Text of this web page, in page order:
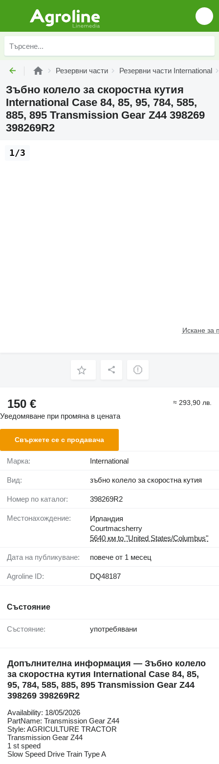
Резервни части Резервни части International
Зъбно колело за скоростна кутия
International Case 84, 85, 95, 784, 585,
885, 895 Transmission Gear Z44 398269
398269R2
Искане за
1/3
150 € ≈ 293,90 лв.
Уведомяване при промяна в цената
Свържете се с продавача
Марка: International
Вид: зъбно колело за скоростна кутия
Номер по каталог: 398269R2
Местонахождение:
Ирландия
Courtmacsherry
5640 км to "United States/Columbus"
Дата на публикуване: повече от 1 месец
Agroline ID: DQ48187
Състояние
Състояние: употребявани
Допълнителна информация — Зъбно колело
за скоростна кутия International Case 84, 85,
95, 784, 585, 885, 895 Transmission Gear Z44
398269 398269R2
Availability: 18/05/2026
PartName: Transmission Gear Z44
Style: AGRICULTURE TRACTOR
Transmission Gear Z44
1 st speed
Slow Speed Drive Train Type A